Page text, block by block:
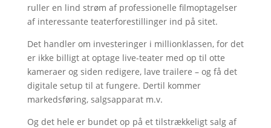
ruller en lind strøm af professionelle filmoptagelser
af interessante teaterforestillinger ind på sitet.
Det handler om investeringer i millionklassen, for det
er ikke billigt at optage live-teater med op til otte
kameraer og siden redigere, lave trailere – og få det
digitale setup til at fungere. Dertil kommer
markedsføring, salgsapparat m.v.
Og det hele er bundet op på et tilstrækkeligt salg af